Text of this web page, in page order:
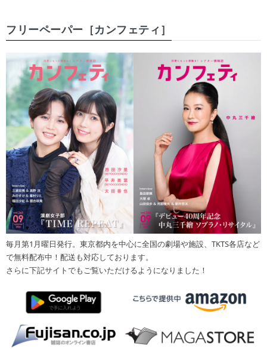
フリーペーパー［カンフェティ］
毎月第1月曜日発行。東京都内を中心に全国の劇場や施設、TKTS各店など
で無料配布中！配送も対応しております。
さらに下記サイトでもご覧いただけるようになりました！